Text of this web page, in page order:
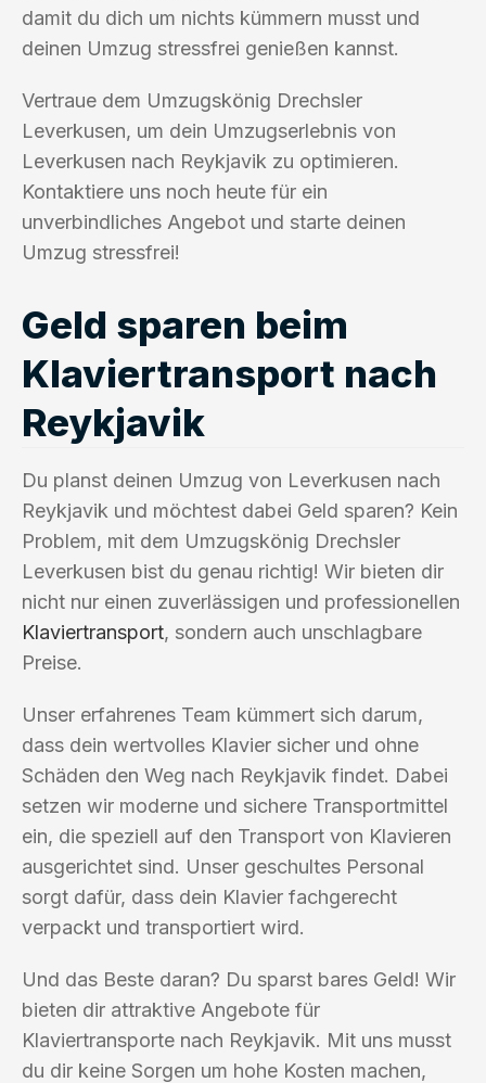
damit du dich um nichts kümmern musst und
deinen Umzug stressfrei genießen kannst.
Vertraue dem Umzugskönig Drechsler
Leverkusen, um dein Umzugserlebnis von
Leverkusen nach Reykjavik zu optimieren.
Kontaktiere uns noch heute für ein
unverbindliches Angebot und starte deinen
Umzug stressfrei!
Geld sparen beim
Klaviertransport nach
Reykjavik
Du planst deinen Umzug von Leverkusen nach
Reykjavik und möchtest dabei Geld sparen? Kein
Problem, mit dem Umzugskönig Drechsler
Leverkusen bist du genau richtig! Wir bieten dir
nicht nur einen zuverlässigen und professionellen
Klaviertransport, sondern auch unschlagbare
Preise.
Unser erfahrenes Team kümmert sich darum,
dass dein wertvolles Klavier sicher und ohne
Schäden den Weg nach Reykjavik findet. Dabei
setzen wir moderne und sichere Transportmittel
ein, die speziell auf den Transport von Klavieren
ausgerichtet sind. Unser geschultes Personal
sorgt dafür, dass dein Klavier fachgerecht
verpackt und transportiert wird.
Und das Beste daran? Du sparst bares Geld! Wir
bieten dir attraktive Angebote für
Klaviertransporte nach Reykjavik. Mit uns musst
du dir keine Sorgen um hohe Kosten machen,